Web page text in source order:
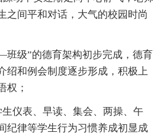
之间平和对话，大气的校园时尚
”的德育架构初步完成，德育
绍和例会制度逐步形成，积极上
权；
仪表、早读、集会、两操、午
纪律等学生行为习惯养成初显成